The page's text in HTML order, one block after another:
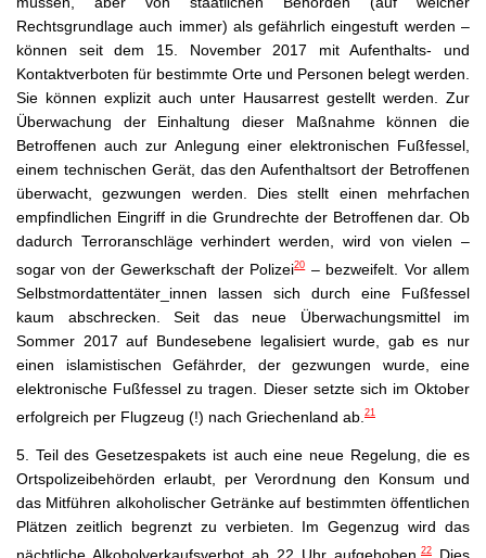
Rechtsgrundlage auch immer) als gefährlich eingestuft werden –
können seit dem 15. November 2017 mit Aufenthalts- und
Kontaktverboten für bestimmte Orte und Personen belegt werden.
Sie können explizit auch unter Hausarrest gestellt werden. Zur
Überwachung der Einhaltung dieser Maßnahme können die
Betroffenen auch zur Anlegung einer elektronischen Fußfessel,
einem technischen Gerät, das den Aufenthaltsort der Betroffenen
überwacht, gezwungen werden. Dies stellt einen mehrfachen
empfindlichen Eingriff in die Grundrechte der Betroffenen dar. Ob
dadurch Terroranschläge verhindert werden, wird von vielen –
sogar von der Gewerkschaft der Polizei20– bezweifelt. Vor allem
Selbstmordattentäter_innen lassen sich durch eine Fußfessel
kaum abschrecken. Seit das neue Überwachungsmittel im
Sommer 2017 auf Bundesebene legalisiert wurde, gab es nur
einen islamistischen Gefährder, der gezwungen wurde, eine
elektronische Fußfessel zu tragen. Dieser setzte sich im Oktober
erfolgreich per Flugzeug (!) nach Griechenland ab. 21
5. Teil des Gesetzespakets ist auch eine neue Regelung, die es
Ortspolizeibehörden erlaubt, per Verordnung den Konsum und
das Mitführen alkoholischer Getränke auf bestimmten öffentlichen
Plätzen zeitlich begrenzt zu verbieten. Im Gegenzug wird das
22